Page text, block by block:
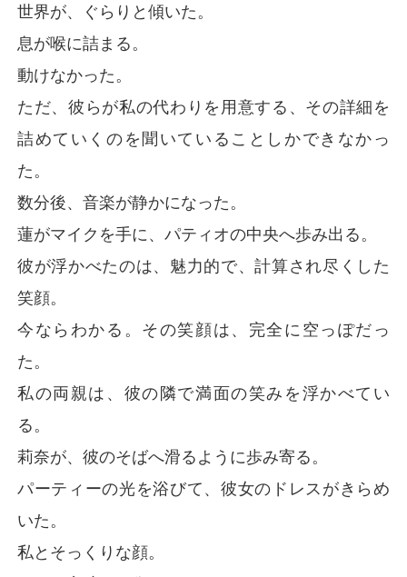
世界が、ぐらりと傾いた。
息が喉に詰まる。
動けなかった。
ただ、彼らが私の代わりを用意する、その詳細を
詰めていくのを聞いていることしかできなかっ
た。
数分後、音楽が静かになった。
蓮がマイクを手に、パティオの中央へ歩み出る。
彼が浮かべたのは、魅力的で、計算され尽くした
笑顔。
今ならわかる。その笑顔は、完全に空っぽだっ
た。
私の両親は、彼の隣で満面の笑みを浮かべてい
る。
莉奈が、彼のそばへ滑るように歩み寄る。
パーティーの光を浴びて、彼女のドレスがきらめ
いた。
私とそっくりな顔。